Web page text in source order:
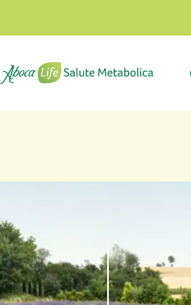
Vai all’homepage